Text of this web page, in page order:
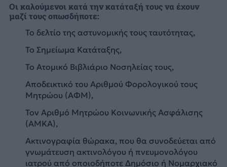
Οι καλούμενοι κατά την κατάταξή τους να έχουν
μαζί τους οπωσδήποτε:
Το δελτίο της αστυνομικής τους ταυτότητας,
Το Σημείωμα Κατάταξης,
Το Ατομικό Βιβλιάριο Νοσηλείας τους,
Αποδεικτικό του Αριθμού Φορολογικού τους
Μητρώου (ΑΦΜ),
Τον Αριθμό Μητρώου Κοινωνικής Ασφάλισης
(ΑΜΚΑ),
Ακτινογραφία θώρακα, που θα συνοδεύεται από
γνωμάτευση ακτινολόγου ή πνευμονολόγου
ιατρού από οποιοδήποτε Δημόσιο ή Νομαρχιακό